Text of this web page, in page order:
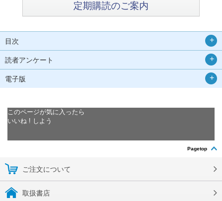
定期購読のご案内
目次
読者アンケート
電子版
このページが気に入ったら
いいね ! しよう
Pagetop
ご注文について
取扱書店